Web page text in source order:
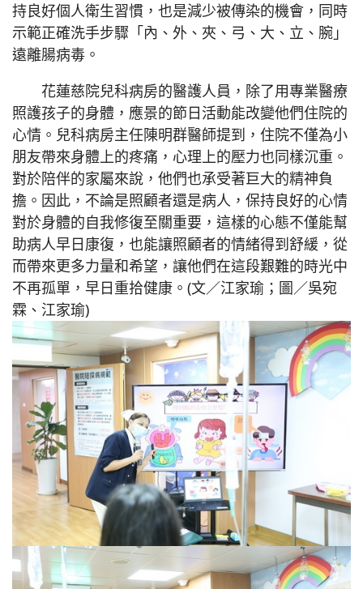
持良好個人衛生習慣，也是減少被傳染的機會，同時
示範正確洗手步驟「內、外、夾、弓、大、立、腕」
遠離腸病毒。
花蓮慈院兒科病房的醫護人員，除了用專業醫療
照護孩子的身體，應景的節日活動能改變他們住院的
心情。兒科病房主任陳明群醫師提到，住院不僅為小
朋友帶來身體上的疼痛，心理上的壓力也同樣沉重。
對於陪伴的家屬來說，他們也承受著巨大的精神負
擔。因此，不論是照顧者還是病人，保持良好的心情
對於身體的自我修復至關重要，這樣的心態不僅能幫
助病人早日康復，也能讓照顧者的情緒得到舒緩，從
而帶來更多力量和希望，讓他們在這段艱難的時光中
不再孤單，早日重拾健康。(文／江家瑜；圖／吳宛
霖、江家瑜)